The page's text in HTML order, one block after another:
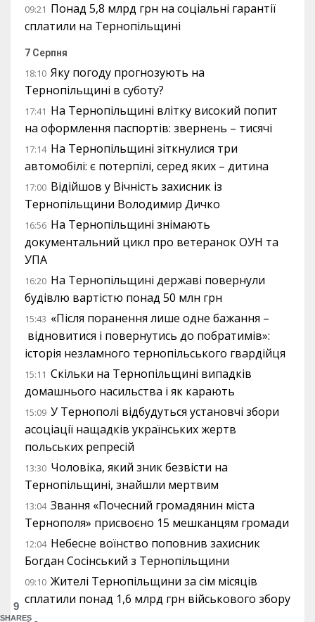
09:21 Понад 5,8 млрд грн на соціальні гарантії
сплатили на Тернопільщині
7 Серпня
18:10 Яку погоду прогнозують на
Тернопільщині в суботу?
17:41 На Тернопільщині влітку високий попит
на оформлення паспортів: звернень – тисячі
17:14 На Тернопільщині зіткнулися три
автомобілі: є потерпілі, серед яких – дитина
17:00 Відійшов у Вічність захисник із
Тернопільщини Володимир Дичко
16:56 На Тернопільщині знімають
документальний цикл про ветеранок ОУН та
УПА
16:20 На Тернопільщині державі повернули
будівлю вартістю понад 50 млн грн
15:43 «Після поранення лише одне бажання –
відновитися і повернутись до побратимів»:
історія незламного тернопільського гвардійця
15:11 Скільки на Тернопільщині випадків
домашнього насильства і як карають
15:09 У Тернополі відбудуться установчі збори
асоціації нащадків українських жертв
польських репресій
13:30 Чоловіка, який зник безвісти на
Тернопільщині, знайшли мертвим
13:04 Звання «Почесний громадянин міста
Тернополя» присвоєно 15 мешканцям громади
12:04 Небесне воїнство поповнив захисник
Богдан Сосінський з Тернопільщини
09:10 Жителі Тернопільщини за сім місяців
сплатили понад 1,6 млрд грн військового збору
9
SHARES